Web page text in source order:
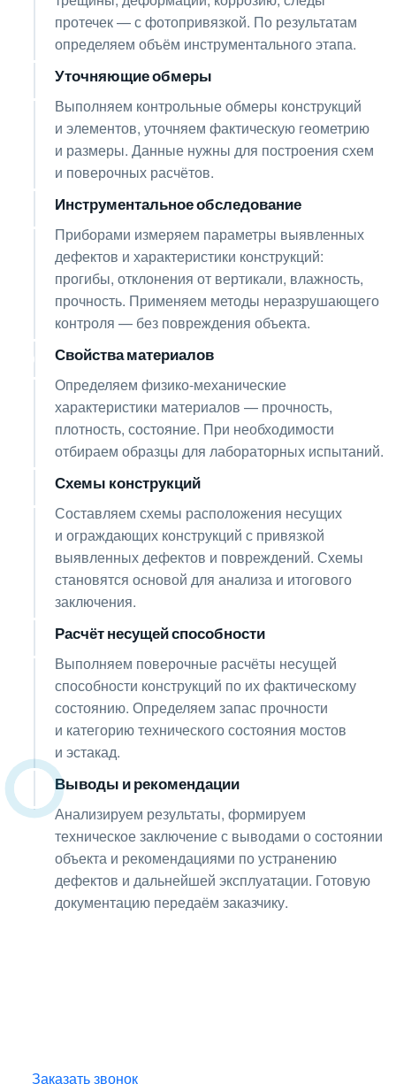
протечек — с фотопривязкой. По результатам
определяем объём инструментального этапа.
Уточняющие обмеры
Выполняем контрольные обмеры конструкций
и элементов, уточняем фактическую геометрию
и размеры. Данные нужны для построения схем
и поверочных расчётов.
Инструментальное обследование
Приборами измеряем параметры выявленных
дефектов и характеристики конструкций:
прогибы, отклонения от вертикали, влажность,
прочность. Применяем методы неразрушающего
контроля — без повреждения объекта.
05 Свойства материалов
Определяем физико-механические
характеристики материалов — прочность,
плотность, состояние. При необходимости
отбираем образцы для лабораторных испытаний.
Схемы конструкций
Составляем схемы расположения несущих
и ограждающих конструкций с привязкой
выявленных дефектов и повреждений. Схемы
становятся основой для анализа и итогового
заключения.
Расчёт несущей способности
Выполняем поверочные расчёты несущей
способности конструкций по их фактическому
состоянию. Определяем запас прочности
и категорию технического состояния мостов
и эстакад.
Выводы и рекомендации
Анализируем результаты, формируем
техническое заключение с выводами о состоянии
объекта и рекомендациями по устранению
дефектов и дальнейшей эксплуатации. Готовую
документацию передаём заказчику.
Заказать звонок